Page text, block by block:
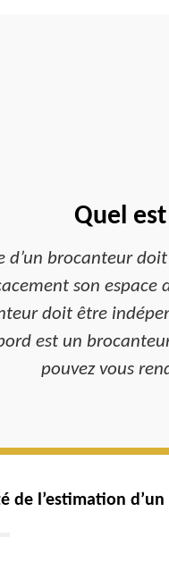
Quel
d’un brocanteur
son espace
doit être
est un
pouvez vous
de l’estimation